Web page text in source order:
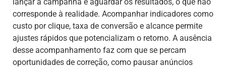
corresponde à realidade. Acompanhar indicadores como
custo por clique, taxa de conversão e alcance permite
ajustes rápidos que potencializam o retorno. A ausência
desse acompanhamento faz com que se percam
oportunidades de correção, como pausar anúncios